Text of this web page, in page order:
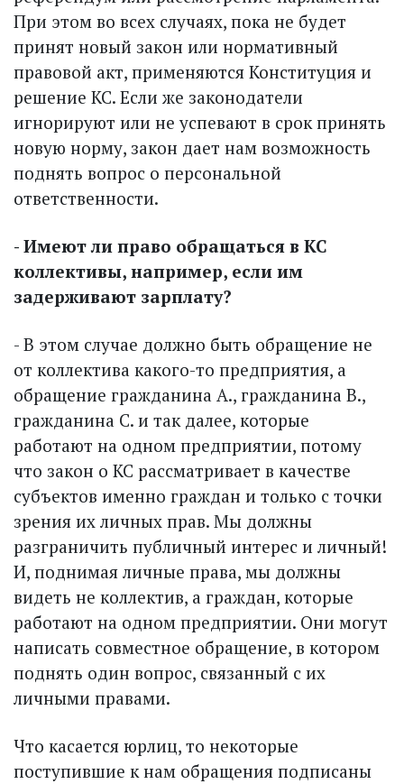
При этом во всех случаях, пока не будет
принят новый закон или нормативный
правовой акт, применяются Конституция и
решение КС. Если же законодатели
игнорируют или не успевают в срок принять
новую норму, закон дает нам возможность
поднять вопрос о персональной
ответственности.
- Имеют ли право обращаться в КС
коллективы, например, если им
задерживают зарплату?
- В этом случае должно быть обращение не
от коллектива какого-то предприятия, а
обращение гражданина А., гражданина B.,
гражданина C. и так далее, которые
работают на одном предприятии, потому
что закон о КС рассматривает в качестве
субъектов именно граждан и только с точки
зрения их личных прав. Мы должны
разграничить публичный интерес и личный!
И, поднимая личные права, мы должны
видеть не коллектив, а граждан, которые
работают на одном предприятии. Они могут
написать совместное обращение, в котором
поднять один вопрос, связанный с их
личными правами.
Что касается юрлиц, то некоторые
поступившие к нам обращения подписаны